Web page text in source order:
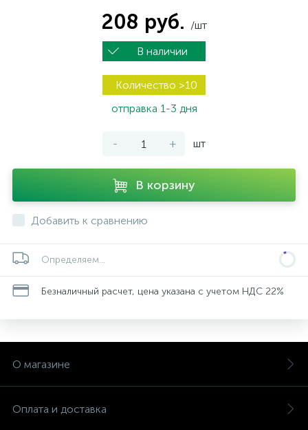
208 руб. /шт
В наличии
Количество >10
отправка 1-3 дня
- + шт
В корзину
Добавить к сравнению
Определяем...
Безналичный расчет, цена указана с учетом НДС 22%
О магазине
Оплата и доставка